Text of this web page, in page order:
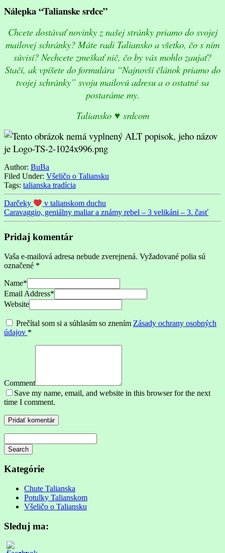
Nálepka “Talianske srdce”
Chcete dostávať novinky z našej stránky priamo do svojej
mailovej schránky? Máte radi Taliansko a všetko, čo s ním
súvisí? Nechcete zmeškať nič, čo by vás mohlo zaujať?
Stačí, ak vpíšete do formulára “Najnovší článok priamo do
tvojej schránky” svoju mailovú adresu a o ostatné sa
postaráme my.
Taliansko ♥ srdcom
Author: BuBa
Filed Under: Všeličo o Taliansku
Tags: talianska tradícia
Darčeky
v talianskom duchu
Caravaggio, geniálny maliar a známy rebel – 3 velikáni – 3. časť
Pridaj komentár
Vaša e-mailová adresa nebude zverejnená. Vyžadované polia sú
označené *
Name*
Email Address*
Website
Prečítal som si a súhlasím so znením Zásady ochrany osobných
údajov *
Comment
Save my name, email, and website in this browser for the next
time I comment.
Search
is
progress
Kategórie
Chute Talianska
Potulky Talianskom
Všeličo o Taliansku
Sleduj ma: